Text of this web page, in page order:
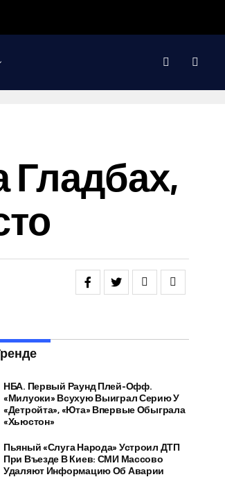
Гладбах,
НБА. Первый Раунд Плей-Офф.
«Милуоки» Всухую Выиграл Серию У
«Детройта», «Юта» Впервые Обыграла
«Хьюстон»
Пьяный «слуга Народа» Устроил ДТП
При Въезде В Киев: СМИ Массово
Удаляют Информацию Об Аварии